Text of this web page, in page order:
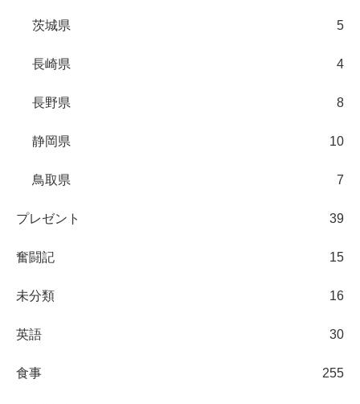
茨城県 5
長崎県 4
長野県 8
静岡県 10
鳥取県 7
プレゼント 39
奮闘記 15
未分類 16
英語 30
食事 255